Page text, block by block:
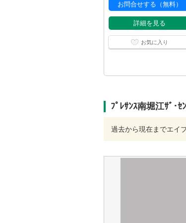
お問合せする（無料）
詳細を見る
お気に入り
ﾌﾟﾚｻﾝｽ南堀江ｻﾞ･
過去から現在までエイ